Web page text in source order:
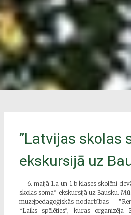
”Latvijas skolas
ekskursijā uz
6. maijā 1.a un 1.b klases skolēni
skolas soma” ekskursijā uz Bausku.
muzejpedagoģiskās nodarbības –
“Laiks spēlēties”, kuras organizēja